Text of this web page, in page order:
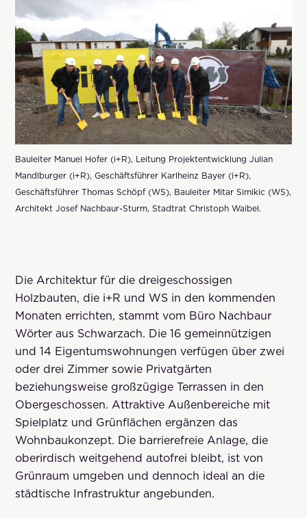
Bauleiter Manuel Hofer (i+R), Leitung Projektentwicklung Julian
Mandlburger (i+R), Geschäftsführer Karlheinz Bayer (i+R),
Geschäftsführer Thomas Schöpf (WS), Bauleiter Mitar Simikic (WS),
Architekt Josef Nachbaur-Sturm, Stadtrat Christoph Waibel.
Die Architektur für die dreigeschossigen
Holzbauten, die i+R und WS in den kommenden
Monaten errichten, stammt vom Büro Nachbaur
Wörter aus Schwarzach. Die 16 gemeinnützigen
und 14 Eigentumswohnungen verfügen über zwei
oder drei Zimmer sowie Privatgärten
beziehungsweise großzügige Terrassen in den
Obergeschossen. Attraktive Außenbereiche mit
Spielplatz und Grünflächen ergänzen das
Wohnbaukonzept. Die barrierefreie Anlage, die
oberirdisch weitgehend autofrei bleibt, ist von
Grünraum umgeben und dennoch ideal an die
städtische Infrastruktur angebunden.